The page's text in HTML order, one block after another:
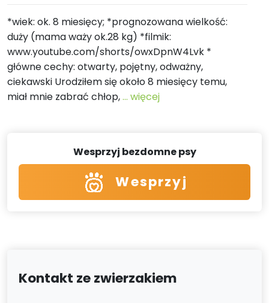
*wiek: ok. 8 miesięcy; *prognozowana wielkość:
duży (mama waży ok.28 kg) *filmik:
www.youtube.com/shorts/owxDpnW4Lvk *
główne cechy: otwarty, pojętny, odważny,
ciekawski Urodziłem się około 8 miesięcy temu,
miał mnie zabrać chłop,... więcej
Wesprzyj bezdomne psy
Wesprzyj
Kontakt ze zwierzakiem